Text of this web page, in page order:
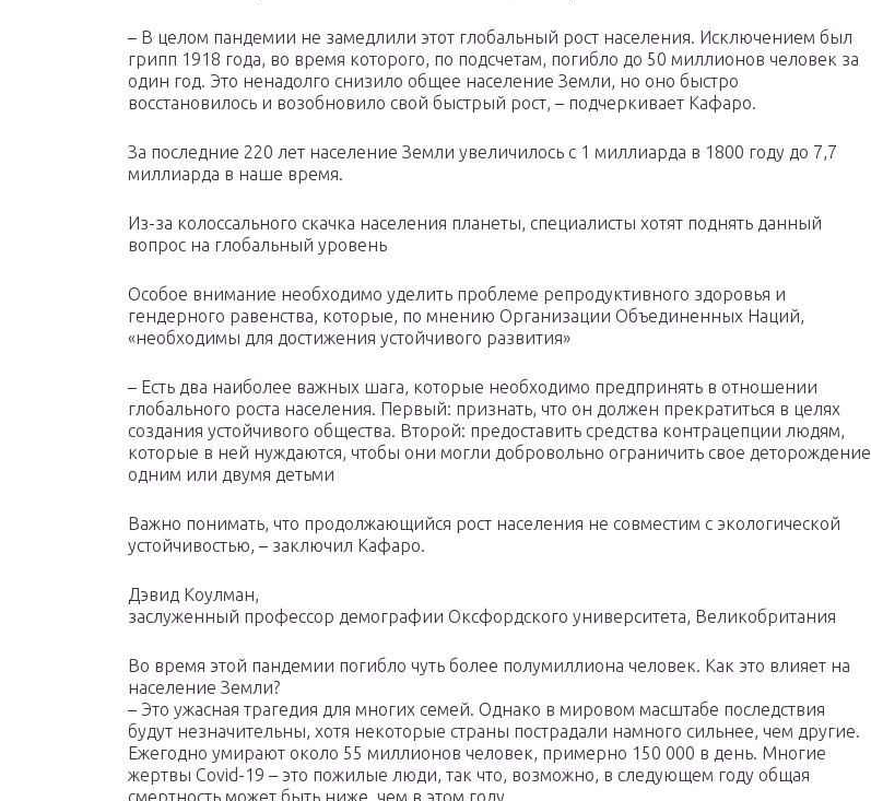
– В целом пандемии не замедлили этот глобальный рост населения. Исключением был
грипп 1918 года, во время которого, по подсчетам, погибло до 50 миллионов человек за
один год. Это ненадолго снизило общее население Земли, но оно быстро
восстановилось и возобновило свой быстрый рост, – подчеркивает Кафаро.
За последние 220 лет население Земли увеличилось с 1 миллиарда в 1800 году до 7,7
миллиарда в наше время.
Из-за колоссального скачка населения планеты, специалисты хотят поднять данный
вопрос на глобальный уровень
Особое внимание необходимо уделить проблеме репродуктивного здоровья и
гендерного равенства, которые, по мнению Организации Объединенных Наций,
«необходимы для достижения устойчивого развития»
– Есть два наиболее важных шага, которые необходимо предпринять в отношении
глобального роста населения. Первый: признать, что он должен прекратиться в целях
создания устойчивого общества. Второй: предоставить средства контрацепции людям,
которые в ней нуждаются, чтобы они могли добровольно ограничить свое деторождение
одним или двумя детьми
Важно понимать, что продолжающийся рост населения не совместим с экологической
устойчивостью, – заключил Кафаро.
Дэвид Коулман,
заслуженный профессор демографии Оксфордского университета, Великобритания
Во время этой пандемии погибло чуть более полумиллиона человек. Как это влияет на
население Земли?
– Это ужасная трагедия для многих семей. Однако в мировом масштабе последствия
будут незначительны, хотя некоторые страны пострадали намного сильнее, чем другие.
Ежегодно умирают около 55 миллионов человек, примерно 150 000 в день. Многие
жертвы Covid-19 – это пожилые люди, так что, возможно, в следующем году общая
смертность может быть ниже, чем в этом году.